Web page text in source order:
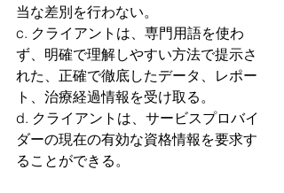
当な差別を行わない。
c. クライアントは、専門用語を使わ
ず、明確で理解しやすい方法で提示さ
れた、正確で徹底したデータ、レポー
ト、治療経過情報を受け取る。
d. クライアントは、サービスプロバイ
ダーの現在の有効な資格情報を要求す
ることができる。